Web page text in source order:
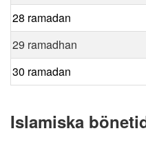
28 ramadan
29 ramadhan
30 ramadan
Islamiska